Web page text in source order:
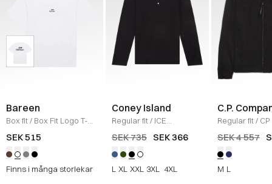
Bareen
Box fit/ Box Fit Logo T-
shirt /WHITE
SEK 515
Finns i många storlekar
Coney Island
Regular fit/ ICE
Sweatshirt
/BLACK
SEK 735 SEK 366
L XL XXL 3XL 4XL
C.P.
Regular fit/
Jacka /SORT
SEK 4 557
M L